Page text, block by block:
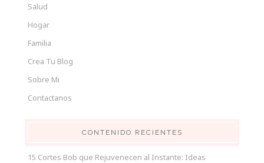
Salud
Hogar
Familia
Crea Tu Blog
Sobre Mi
Contactanos
CONTENIDO RECIENTES
15 Cortes Bob que Rejuvenecen al Instante: Ideas